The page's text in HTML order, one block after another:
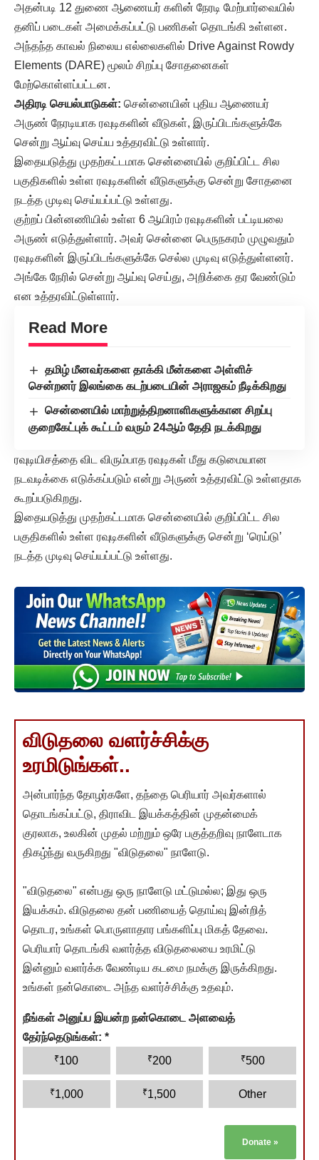
அதன்படி 12 துணை ஆணையர் களின் நேரடி மேற்பார்வையில்
தனிப் படைகள் அமைக்கப்பட்டு பணிகள் தொடங்கி உள்ளன.
அந்தந்த காவல் நிலைய எல்லைகளில் Drive Against Rowdy
Elements (DARE) மூலம் சிறப்பு சோதனைகள்
மேற்கொள்ளப்பட்டன.
அதிரடி செயல்பாடுகள்: சென்னையின் புதிய ஆணையர்
அருண் நேரடியாக ரவுடிகளின் வீடுகள், இருப்பிடங்களுக்கே
சென்று ஆய்வு செய்ய உத்தரவிட்டு உள்ளார்.
இதையடுத்து முதற்கட்டமாக சென்னையில் குறிப்பிட்ட சில
பகுதிகளில் உள்ள ரவுடிகளின் வீடுகளுக்கு சென்று சோதனை
நடத்த முடிவு செய்யப்பட்டு உள்ளது.
குற்றப் பின்னணியில் உள்ள 6 ஆயிரம் ரவுடிகளின் பட்டியலை
அருண் எடுத்துள்ளார். அவர் சென்னை பெருநகரம் முழுவதும்
ரவுடிகளின் இருப்பிடங்களுக்கே செல்ல முடிவு எடுத்துள்ளனர்.
அங்கே நேரில் சென்று ஆய்வு செய்து, அறிக்கை தர வேண்டும்
என உத்தரவிட்டுள்ளார்.
Read More
தமிழ் மீனவர்களை தாக்கி மீன்களை அள்ளிச்
சென்றனர் இலங்கை கடற்படையின் அராஜகம் நீடிக்கிறது
சென்னையில் மாற்றுத்திறனாளிகளுக்கான சிறப்பு
குறைகேட்புக் கூட்டம் வரும் 24ஆம் தேதி நடக்கிறது
ரவுடியிசத்தை விட விரும்பாத ரவுடிகள் மீது கடுமையான
நடவடிக்கை எடுக்கப்படும் என்று அருண் உத்தரவிட்டு உள்ளதாக
கூறப்படுகிறது.
இதையடுத்து முதற்கட்டமாக சென்னையில் குறிப்பிட்ட சில
பகுதிகளில் உள்ள ரவுடிகளின் வீடுகளுக்கு சென்று ‘ரெய்டு’
நடத்த முடிவு செய்யப்பட்டு உள்ளது.
விடுதலை வளர்ச்சிக்கு
உரமிடுங்கள்..
அன்பார்ந்த தோழர்களே, தந்தை பெரியார் அவர்களால்
தொடங்கப்பட்டு, திராவிட இயக்கத்தின் முதன்மைக்
குரலாக, உலகின் முதல் மற்றும் ஒரே பகுத்தறிவு நாளேடாக
திகழ்ந்து வருகிறது "விடுதலை" நாளேடு.
"விடுதலை" என்பது ஒரு நாளேடு மட்டுமல்ல; இது ஒரு
இயக்கம். விடுதலை தன் பணியைத் தொய்வு இன்றித்
தொடர, உங்கள் பொருளாதார பங்களிப்பு மிகத் தேவை.
பெரியார் தொடங்கி வளர்த்த விடுதலையை உரமிட்டு
இன்னும் வளர்க்க வேண்டிய கடமை நமக்கு இருக்கிறது.
உங்கள் நன்கொடை அந்த வளர்ச்சிக்கு உதவும்.
நீங்கள் அனுப்ப இயன்ற நன்கொடை அளவைத்
தேர்ந்தெடுங்கள்: *
₹100 ₹200 ₹500
₹1,000 ₹1,500 Other
Donate »